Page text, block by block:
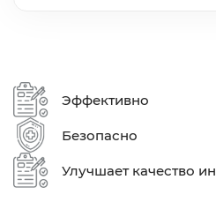
Эффективно
Безопасно
Улучшает качество